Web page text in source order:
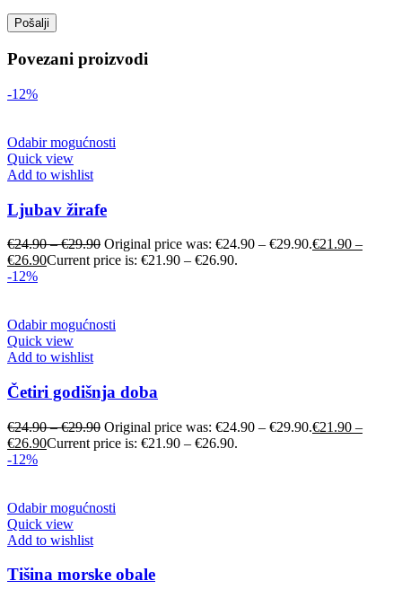
Povezani proizvodi
-12%
Odabir mogućnosti
Quick view
Add to wishlist
Ljubav žirafe
€24.90–€29.90 Original price was: €24.90 – €29.90.€21.90 –
€26.90Current price is: €21.90 – €26.90.
-12%
Odabir mogućnosti
Quick view
Add to wishlist
Četiri godišnja doba
€24.90–€29.90 Original price was: €24.90 – €29.90.€21.90 –
€26.90Current price is: €21.90 – €26.90.
-12%
Odabir mogućnosti
Quick view
Add to wishlist
Tišina morske obale